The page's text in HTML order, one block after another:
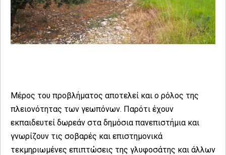
Μέρος του προβλήματος αποτελεί και ο ρόλος της
πλειονότητας των γεωπόνων. Παρότι έχουν
εκπαιδευτεί δωρεάν στα δημόσια πανεπιστήμια και
γνωρίζουν τις σοβαρές και επιστημονικά
τεκμηριωμένες επιπτώσεις της γλυφοσάτης και άλλων